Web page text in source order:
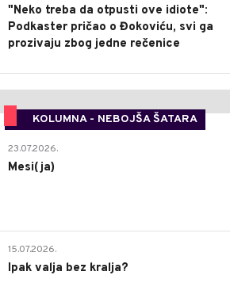
"Neko treba da otpusti ove idiote":
Podkaster pričao o Đokoviću, svi ga
prozivaju zbog jedne rečenice
KOLUMNA - NEBOJŠA ŠATARA
23.07.2026.
Mesi(ja)
15.07.2026.
Ipak valja bez kralja?